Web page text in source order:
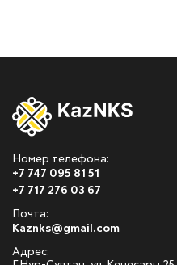
Номер телефона:
+7 747 095 81 51
+7 717 276 03 67
Почта:
Kaznks@gmail.com
Адрес: